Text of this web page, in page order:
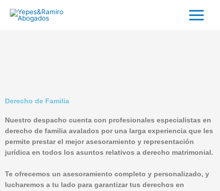
Derecho de Familia
Nuestro despacho cuenta con profesionales especialistas en
derecho de familia avalados por una larga experiencia que les
permite prestar el mejor asesoramiento y representación
jurídica en todos los asuntos relativos a derecho matrimonial.
Te ofrecemos un asesoramiento completo y personalizado, y
lucharemos a tu lado para garantizar tus derechos en